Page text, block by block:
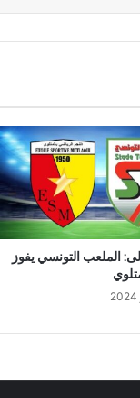
الملعب التونسي يفوز